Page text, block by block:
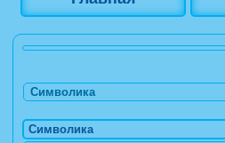
Символика
Символика